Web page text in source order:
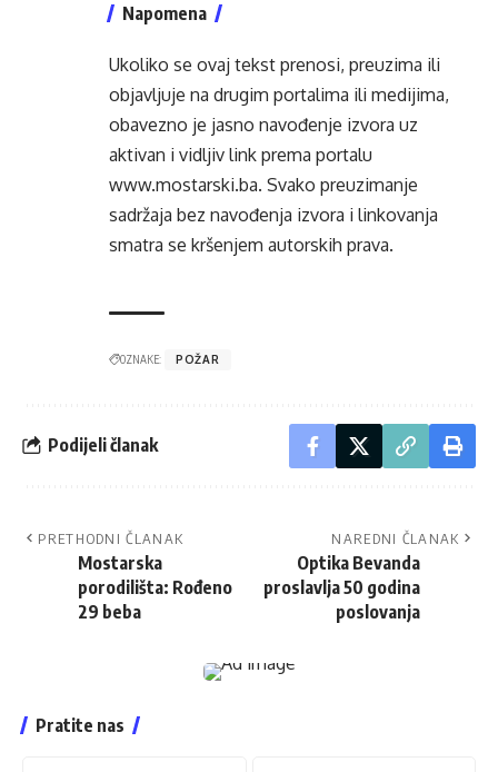
Napomena
Ukoliko se ovaj tekst prenosi, preuzima ili
objavljuje na drugim portalima ili medijima,
obavezno je jasno navođenje izvora uz
aktivan i vidljiv link prema portalu
www.mostarski.ba. Svako preuzimanje
sadržaja bez navođenja izvora i linkovanja
smatra se kršenjem autorskih prava.
OZNAKE: POŽAR
Podijeli članak
PRETHODNI ČLANAK
Mostarska
porodilišta: Rođeno
29 beba
NAREDNI ČLANAK
Optika Bevanda
proslavlja 50 godina
poslovanja
Pratite nas